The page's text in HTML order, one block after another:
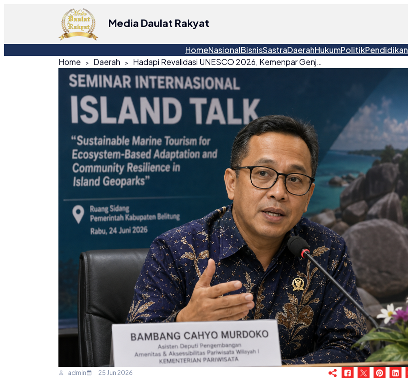
Media Daulat Rakyat
HomeNasionalBisnisSastraDaerahHukumPolitikPendidikan
Home
Daerah Hadapi Revalidasi UNESCO 2026, Kemenpar Genjot Infrastruktur Belitong Geopark
admin 25 Jun 2026